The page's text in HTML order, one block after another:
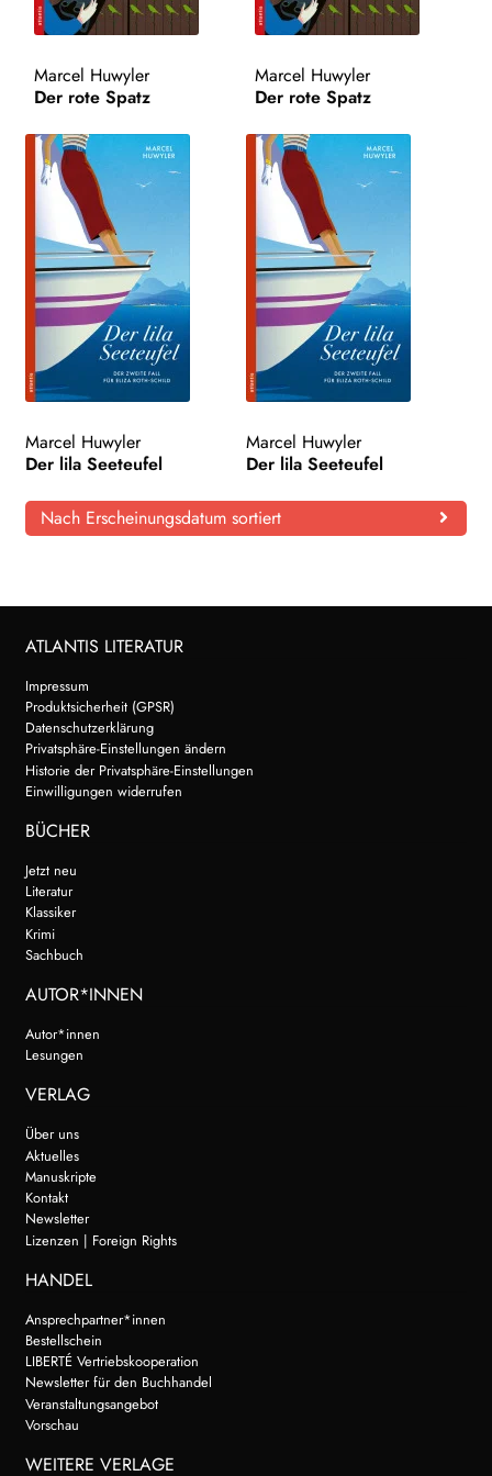
Marcel Huwyler
Der rote Spatz
Marcel Huwyler
Der rote Spatz
Marcel Huwyler
Der lila Seeteufel
Marcel Huwyler
Der lila Seeteufel
Nach Erscheinungsdatum sortiert
ATLANTIS LITERATUR
Impressum
Produktsicherheit (GPSR)
Datenschutzerklärung
Privatsphäre-Einstellungen ändern
Historie der Privatsphäre-Einstellungen
Einwilligungen widerrufen
BÜCHER
Jetzt neu
Literatur
Klassiker
Krimi
Sachbuch
AUTOR*INNEN
Autor*innen
Lesungen
VERLAG
Über uns
Aktuelles
Manuskripte
Kontakt
Newsletter
Lizenzen | Foreign Rights
HANDEL
Ansprechpartner*innen
Bestellschein
LIBERTÉ Vertriebskooperation
Newsletter für den Buchhandel
Veranstaltungsangebot
Vorschau
WEITERE VERLAGE